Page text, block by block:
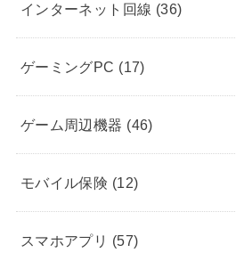
インターネット回線 (36)
ゲーミングPC (17)
ゲーム周辺機器 (46)
モバイル保険 (12)
スマホアプリ (57)